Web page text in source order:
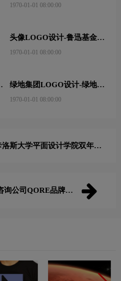
DGLOGO设计-大观之星品牌
logo设计
床垫LOGO设计-梦神床垫品